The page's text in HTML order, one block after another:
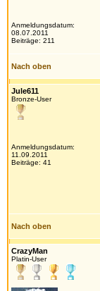
Anmeldungsdatum:
08.07.2011
Beiträge: 211
Nach oben
Jule611
Bronze-User
Anmeldungsdatum:
11.09.2011
Beiträge: 41
Nach oben
CrazyMan
Platin-User